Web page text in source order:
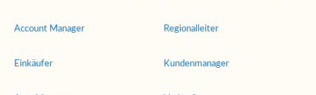
Account Manager
Einkäufer
Regionalleiter
Kundenmanager